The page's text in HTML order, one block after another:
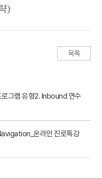
)
목록
그램 유형2. Inbound 연수
온라인 진로특강